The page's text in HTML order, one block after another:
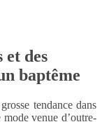
et des
baptême
tendance dans
venue d’outre-